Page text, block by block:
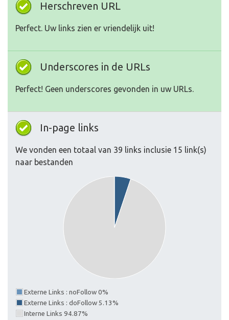
Herschreven URL
Perfect. Uw links zien er vriendelijk uit!
Underscores in de URLs
Perfect! Geen underscores gevonden in uw URLs.
In-page links
We vonden een totaal van 39 links inclusie 15 link(s)
naar bestanden
Externe Links : noFollow 0%
Externe Links : doFollow 5.13%
Interne Links 94.87%